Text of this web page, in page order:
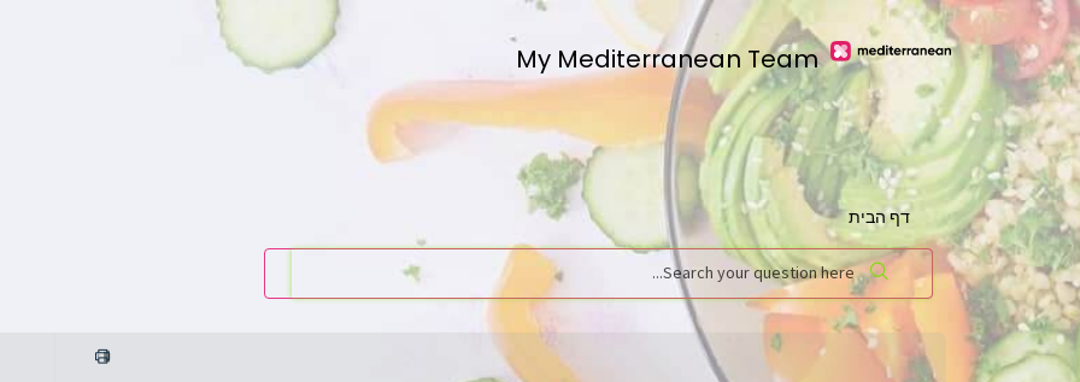
My Mediterranean Team
דף הבית